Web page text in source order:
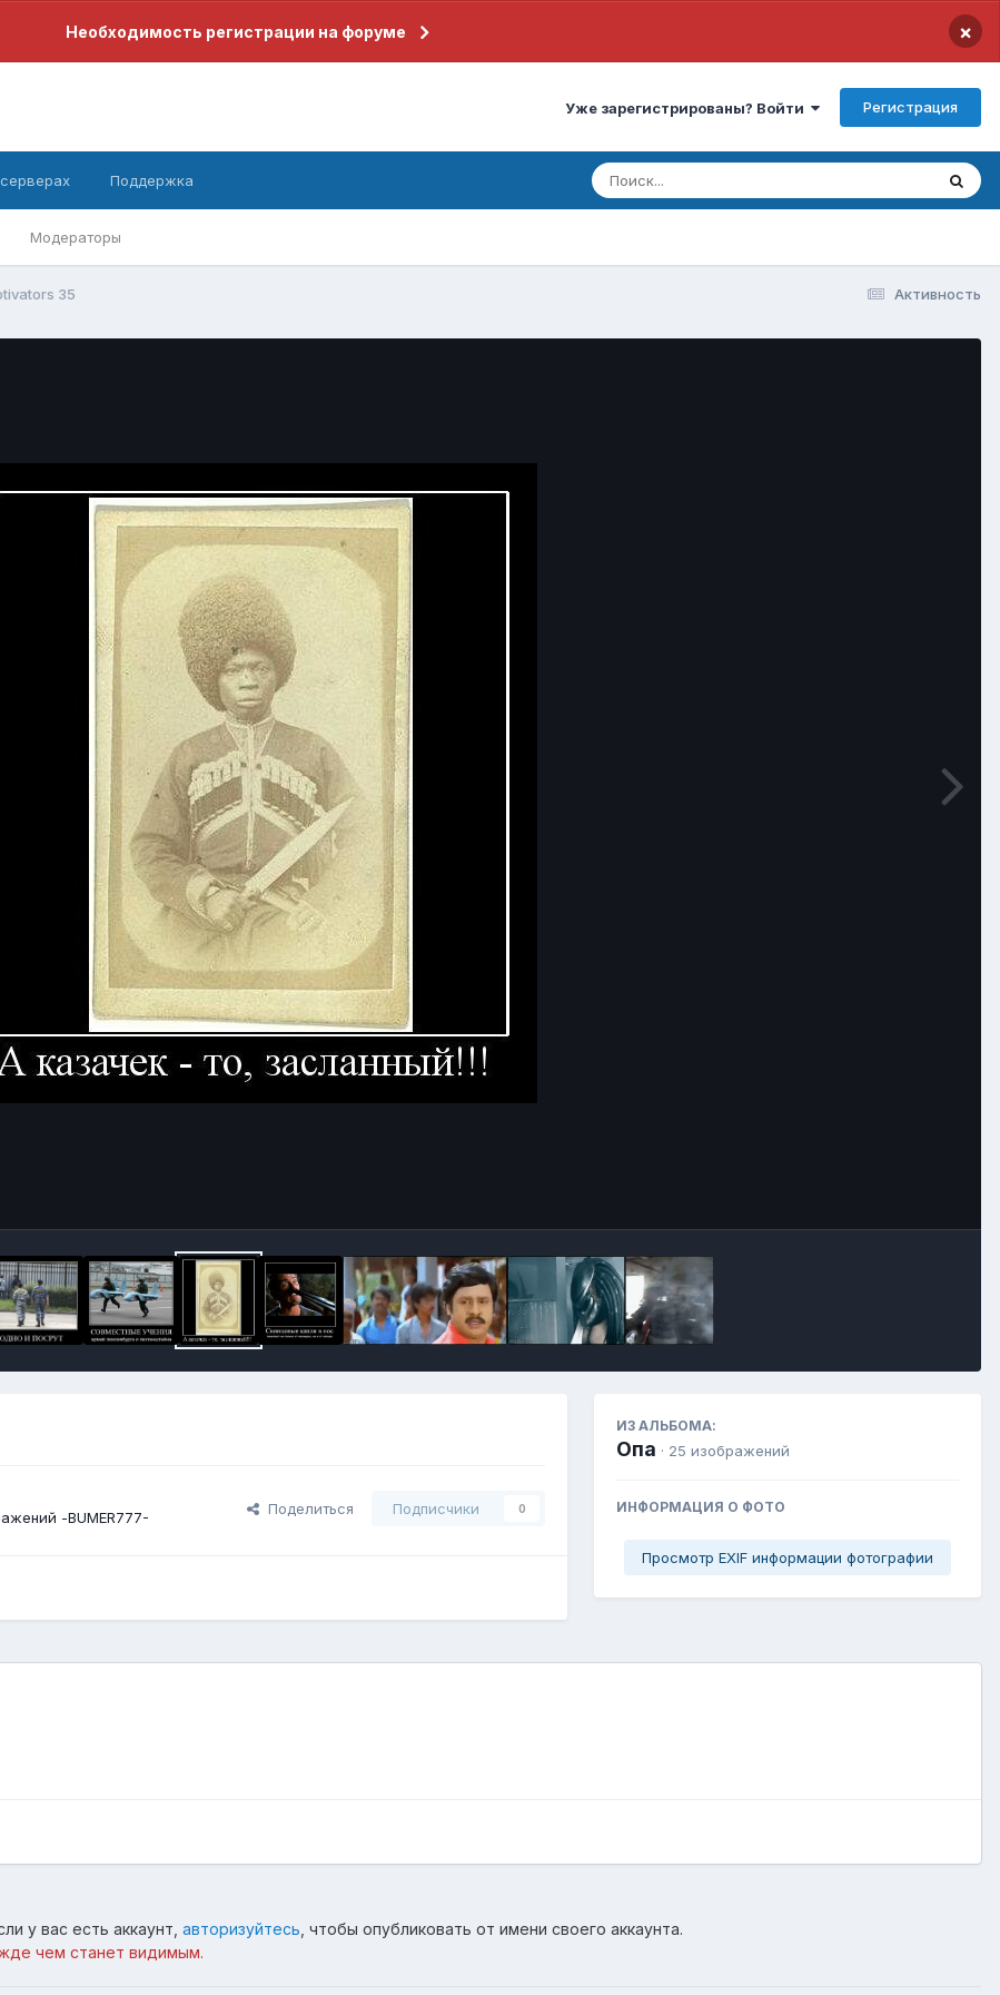
Необходимость регистрации на форуме ×
Уже зарегистрированы? Войти Регистрация
Модераторы
Поддержка
Активность
35
-BUMER777-
Поделиться Подписчики 0
ИЗ АЛЬБОМА:
Опа · 25 изображений
ИНФОРМАЦИЯ О ФОТО
Просмотр EXIF информации фотографии
у вас есть аккаунт, авторизуйтесь , чтобы опубликовать от имени своего аккаунта.
чем станет видимым.